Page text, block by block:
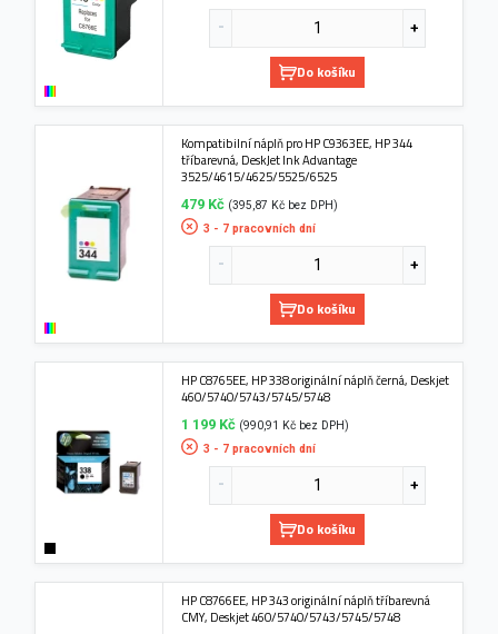
Do košíku
Kompatibilní náplň pro HP C9363EE, HP 344
tříbarevná, DeskJet Ink Advantage
3525/4615/4625/5525/6525
479 Kč (395,87 Kč bez DPH)
3 - 7 pracovních dní
Do košíku
HP C8765EE, HP 338 originální náplň černá, Deskjet
460/5740/5743/5745/5748
1 199 Kč (990,91 Kč bez DPH)
3 - 7 pracovních dní
Do košíku
HP C8766EE, HP 343 originální náplň tříbarevná
CMY, Deskjet 460/5740/5743/5745/5748